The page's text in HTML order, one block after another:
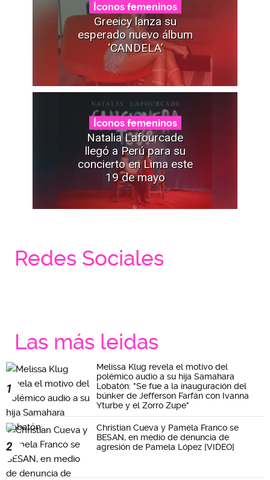
Íconos femeninos
Greeicy lanza su
esperado nuevo álbum
‘CANDELA’
Íconos femeninos
Natalia Lafourcade
llegó a Perú para su
concierto en Lima este
19 de mayo
Redes Sociales
Las más leidas
1
Melissa Klug revela el motivo del
polémico audio a su hija Samahara
Lobatón: "Se fue a la inauguración del
búnker de Jefferson Farfán con Ivanna
Yturbe y el Zorro Zupe"
2
Christian Cueva y Pamela Franco se
BESAN, en medio de denuncia de
agresión de Pamela López [VIDEO]